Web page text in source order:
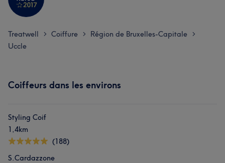
Treatwell > Coiffure > Région de Bruxelles-Capitale >
Uccle
Coiffeurs dans les environs
Styling Coif
1,4km
(188)
S.Cardazzone